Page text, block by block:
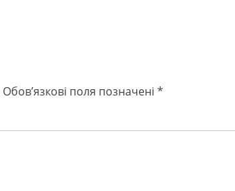
Обов’язкові поля позначені *